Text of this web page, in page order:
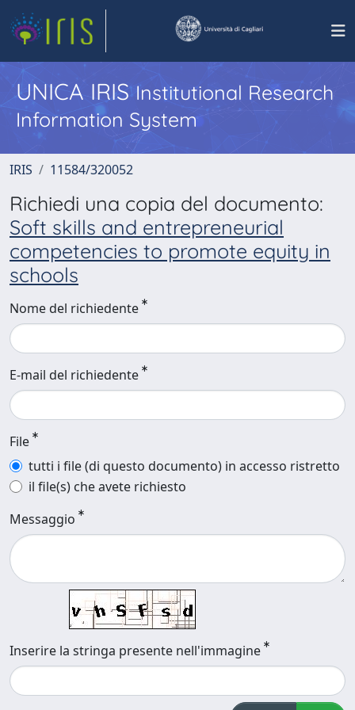
UNICA IRISInstitutional Research
Information System
IRIS 11584/320052
Richiedi una copia del documento:
Soft skills and entrepreneurial
competencies to promote equity in
schools
Nome del richiedente
E-mail del richiedente
File
tutti i file (di questo documento) in accesso ristretto
il file(s) che avete richiesto
Messaggio
Inserire la stringa presente nell'immagine